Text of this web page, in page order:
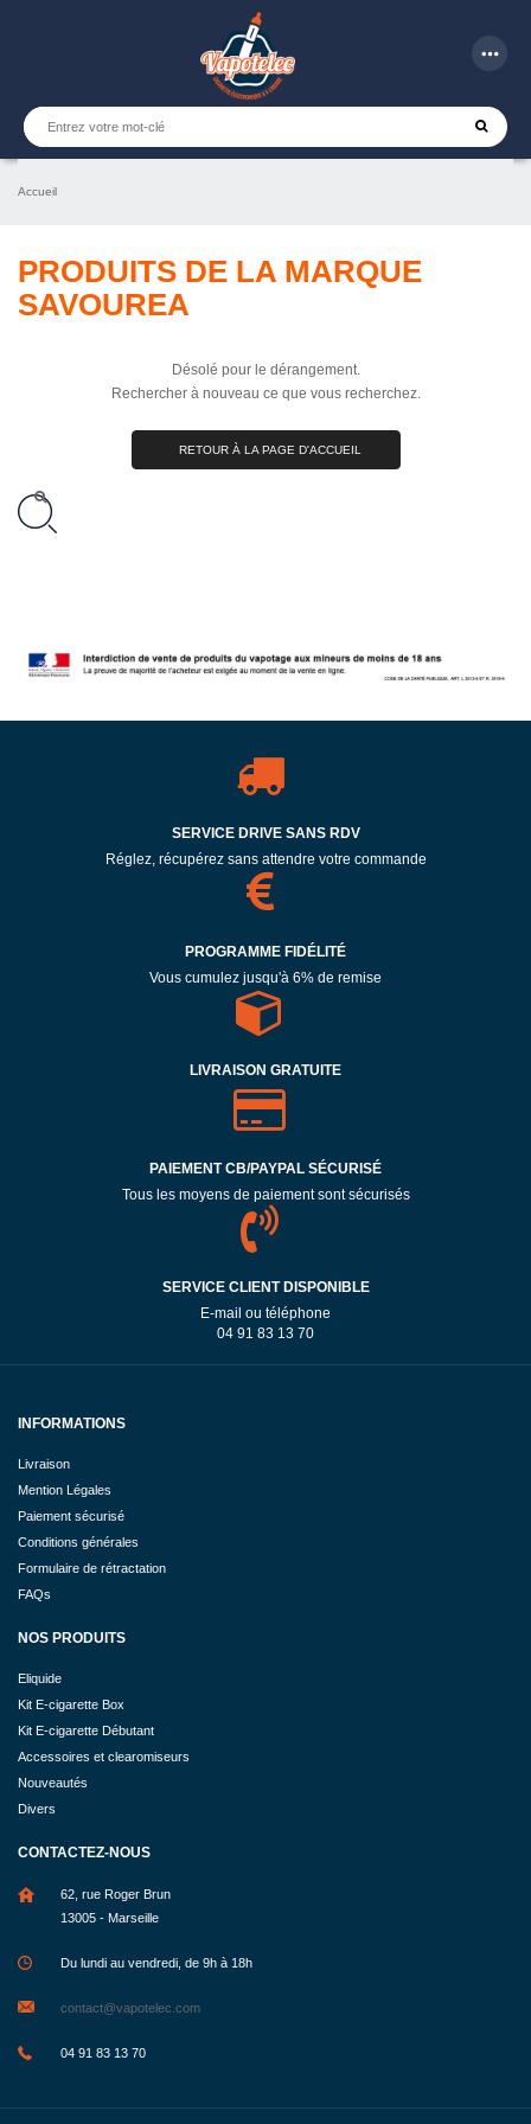
more_horiz
Accueil
PRODUITS DE LA MARQUE
SAVOUREA
Désolé pour le dérangement.
Rechercher à nouveau ce que vous recherchez.
RETOUR À LA PAGE D'ACCUEIL
SERVICE DRIVE SANS RDV
Réglez, récupérez sans attendre votre commande
PROGRAMME FIDÉLITÉ
Vous cumulez jusqu'à 6% de remise
LIVRAISON GRATUITE
PAIEMENT CB/PAYPAL SÉCURISÉ
Tous les moyens de paiement sont sécurisés
SERVICE CLIENT DISPONIBLE
E-mail ou téléphone
04 91 83 13 70
INFORMATIONS
Livraison
Mention Légales
Paiement sécurisé
Conditions générales
Formulaire de rétractation
FAQs
NOS PRODUITS
Eliquide
Kit E-cigarette Box
Kit E-cigarette Débutant
Accessoires et clearomiseurs
Nouveautés
Divers
CONTACTEZ-NOUS
62, rue Roger Brun
13005 - Marseille
Du lundi au vendredi, de 9h à 18h
contact@vapotelec.com
04 91 83 13 70